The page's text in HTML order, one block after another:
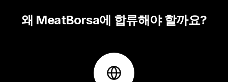
왜 MeatBorsa에 합류해야 할까요?